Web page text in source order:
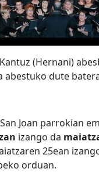
(Hernani)
abestuko dute
Joan parrokian
izango da
25ean
orduan.